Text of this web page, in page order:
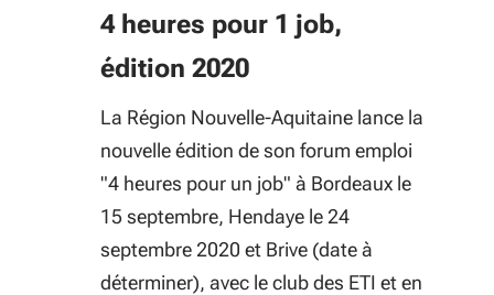
4 heures pour 1 job,
édition 2020
La Région Nouvelle-Aquitaine lance la
nouvelle édition de son forum emploi
"4 heures pour un job" à Bordeaux le
15 septembre, Hendaye le 24
septembre 2020 et Brive (date à
déterminer), avec le club des ETI et en